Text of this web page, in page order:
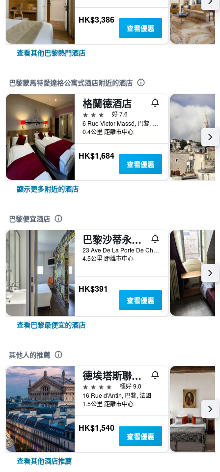
HK$3,386
查看優惠
查看其他巴黎熱門酒店
巴黎蒙馬特愛達格公寓式酒店附近的酒店
格蘭德酒店
3星級
好 7.6
6 Rue Victor Massé, 巴黎, 法國
0.4公里 距離市中心
HK$1,684
查看優惠
顯示更多附近的酒店
巴黎便宜酒店
巴黎沙蒂永門F1酒店
23 Ave De La Porte De Chatillon, 巴黎, 法國
4.5公里 距離市中心
HK$391
查看優惠
查看巴黎最便宜的酒店
其他人的推薦
德埃塔斯聯合酒店 - 巴黎
4星級
極好 9.0
16 Rue d'Antin, 巴黎, 法國
1.5公里 距離市中心
HK$1,540
查看優惠
查看其他酒店推薦